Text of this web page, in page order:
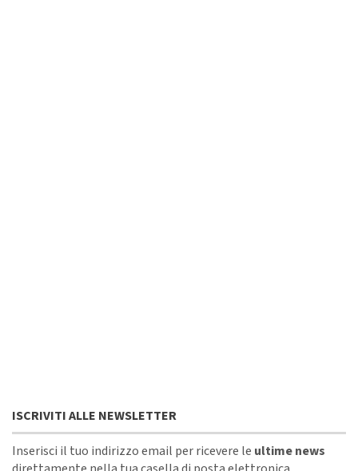
ISCRIVITI ALLE NEWSLETTER
Inserisci il tuo indirizzo email per ricevere le ultime news